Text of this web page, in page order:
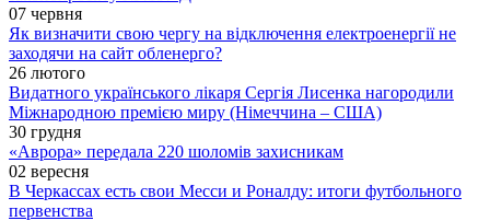
07 червня
Як визначити свою чергу на відключення електроенергії не
заходячи на сайт обленерго?
26 лютого
Видатного українського лікаря Сергія Лисенка нагородили
Міжнародною премією миру (Німеччина – США)
30 грудня
«Аврора» передала 220 шоломів захисникам
02 вересня
В Черкассах есть свои Месси и Роналду: итоги футбольного
первенства